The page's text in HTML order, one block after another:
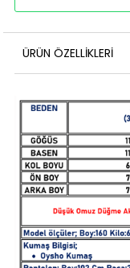
ÜRÜN ÖZELLIKLERI